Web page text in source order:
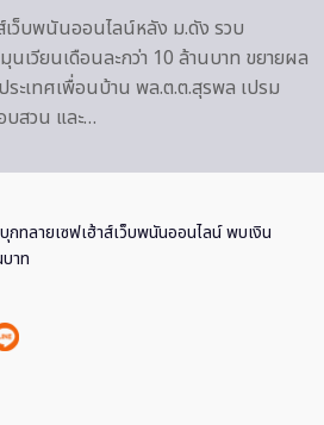
เว็บพนันออนไลน์หลัง ม.ดัง รวบ
วียนเดือนละกว่า 10 ล้านบาท ขยายผล
ะเทศเพื่อนบ้าน พล.ต.ต.สุรพล เปรม
สวน และ…
ทลายเซฟเฮ้าส์เว็บพนันออนไลน์ พบเงิน
าท